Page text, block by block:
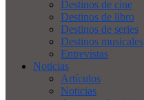
Destinos de cine
Destinos de libro
Destinos de series
Destinos musicales
Entrevistas
Noticias
Artículos
Noticias